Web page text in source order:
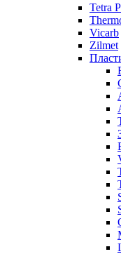
Tetra
Vicarb
Zilmet